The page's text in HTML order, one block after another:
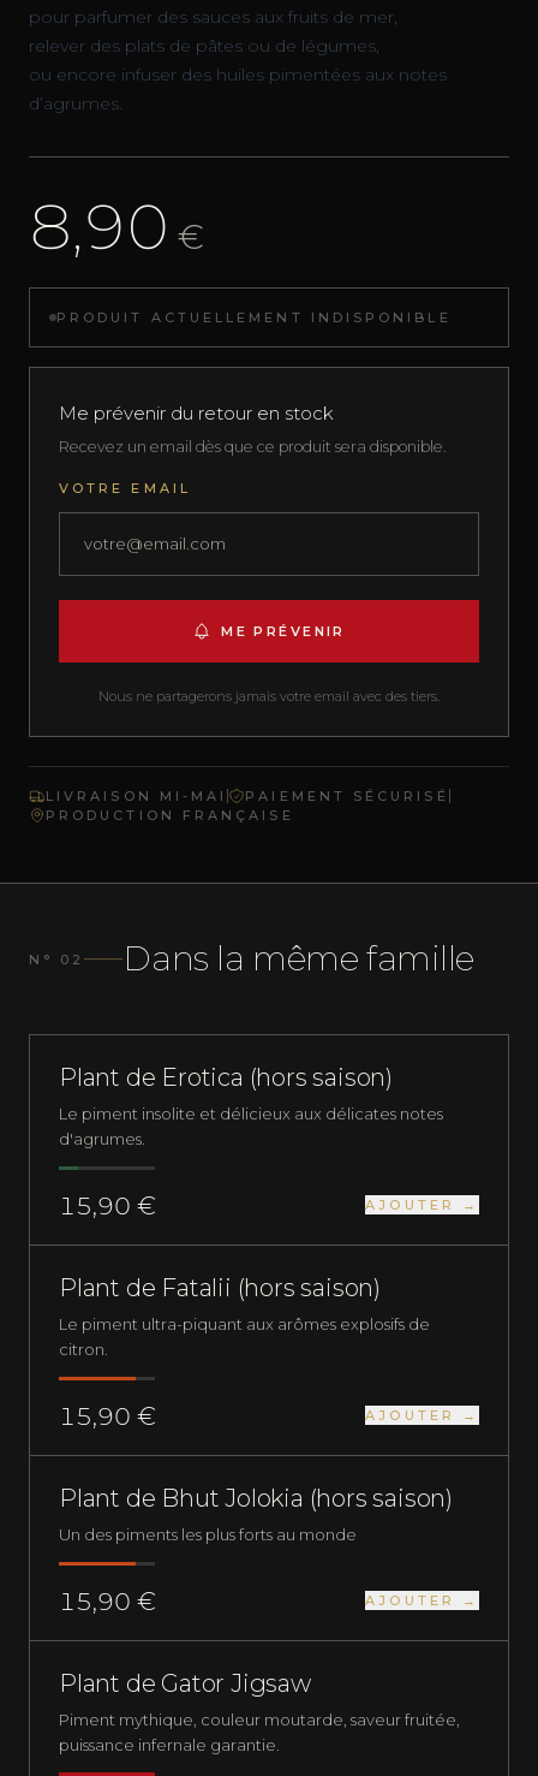
pour parfumer des sauces aux fruits de mer,
relever des plats de pâtes ou de légumes,
ou encore infuser des huiles pimentées aux notes
d’agrumes.
8,90 €
PRODUIT ACTUELLEMENT INDISPONIBLE
Me prévenir du retour en stock
Recevez un email dès que ce produit sera disponible.
VOTRE EMAIL
ME PRÉVENIR
Nous ne partagerons jamais votre email avec des tiers.
LIVRAISON MI-MAI
PAIEMENT SÉCURISÉ
PRODUCTION FRANÇAISE
N° 02 Dans la même famille
Plant de Erotica (hors saison)
Le piment insolite et délicieux aux délicates notes
d'agrumes.
15,90 € AJOUTER →
PLUS QUE 5 EN STOCK
Plant de Fatalii (hors saison)
Le piment ultra-piquant aux arômes explosifs de
citron.
15,90 € AJOUTER →
Plant de Bhut Jolokia (hors saison)
Un des piments les plus forts au monde
15,90 € AJOUTER →
RUPTURE
Plant de Gator Jigsaw
Piment mythique, couleur moutarde, saveur fruitée,
puissance infernale garantie.